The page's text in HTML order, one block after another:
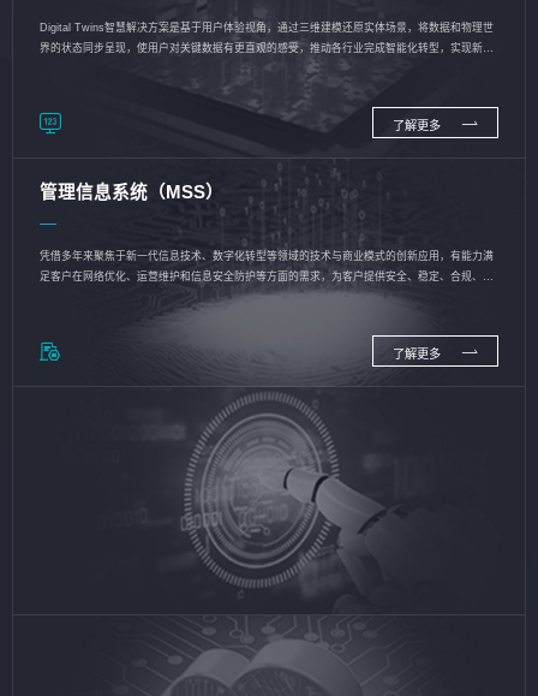
Digital Twins智慧解决方案是基于用户体验视角，通过三维建模还原实体场景，将数据和物理世
界的状态同步呈现，使用户对关键数据有更直观的感受，推动各行业完成智能化转型，实现新旧
了解更多
管理信息系统（MSS）
凭借多年来聚焦于新一代信息技术、数字化转型等领域的技术与商业模式的创新应用，有能力满
足客户在网络优化、运营维护和信息安全防护等方面的需求，为客户提供安全、稳定、合规、持
了解更多